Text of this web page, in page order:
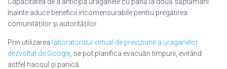
înainte aduce beneficii incomensurabile pentru pregătirea
comunităților și autorităților.
Prin utilizarea laboratorului virtual de previziune a uraganelor
dezvoltat de Google , se pot planifica evacuări timpurii, evitând
astfel haosul și panică.